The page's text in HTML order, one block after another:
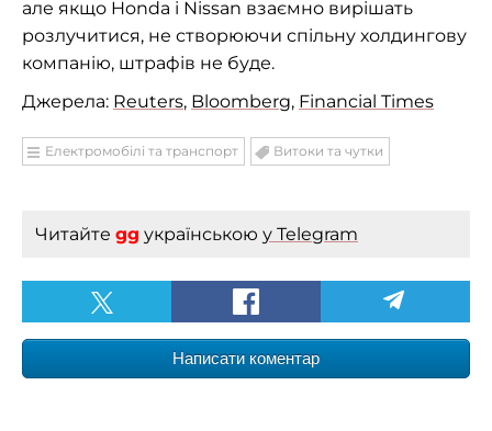
але якщо Honda і Nissan взаємно вирішать
розлучитися, не створюючи спільну холдингову
компанію, штрафів не буде.
Джерела: Reuters, Bloomberg, Financial Times
Електромобілі та транспорт Витоки та чутки
Читайте gg українською у Telegram
Написати коментар